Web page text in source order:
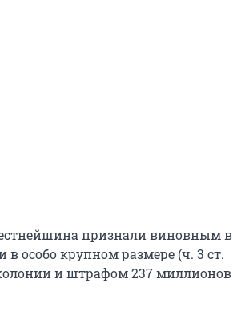
признали виновным в
особо крупном размере (ч. 3 ст.
колонии и штрафом 237 миллионов